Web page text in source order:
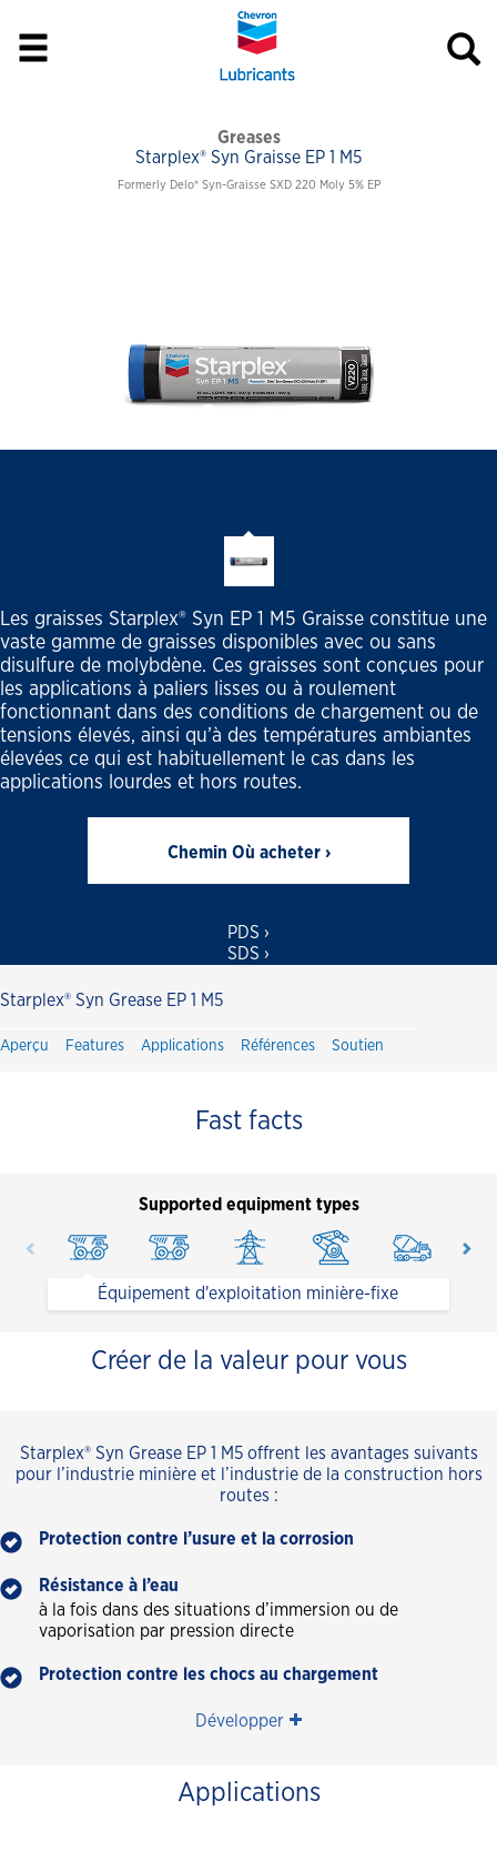
Greases
Starplex® Syn Graisse EP 1 M5
Formerly Delo® Syn-Graisse SXD 220 Moly 5% EP
Les graisses Starplex® Syn EP 1 M5 Graisse constitue une
vaste gamme de graisses disponibles avec ou sans
disulfure de molybdène. Ces graisses sont conçues pour
les applications à paliers lisses ou à roulement
fonctionnant dans des conditions de chargement ou de
tensions élevés, ainsi qu’à des températures ambiantes
élevées ce qui est habituellement le cas dans les
applications lourdes et hors routes.
Chemin Où acheter ›
PDS ›
SDS ›
Starplex® Syn Grease EP 1 M5
Aperçu Features Applications Références Soutien
Fast facts
Supported equipment types
Équipement d'exploitation minière-fixe
Créer de la valeur pour vous
Starplex® Syn Grease EP 1 M5 offrent les avantages suivants
pour l’industrie minière et l’industrie de la construction hors
routes :
Protection contre l’usure et la corrosion
Résistance à l’eau
à la fois dans des situations d’immersion ou de
vaporisation par pression directe
Protection contre les chocs au chargement
Développer
Applications